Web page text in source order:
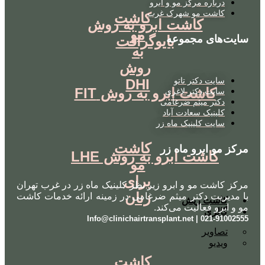
کاشت ابرو به روش
بایوگرافت
کاشت ابرو به روش FIT
کاشت ابرو به روش LHE
کاشت ریش
گالری
تصاویر
ویدیو
کاشت
مو
به
روش
DHI
کاشت
مو
برای
زنان
کاشت
درباره مرکز مو و ابرو
کاشت مو شهرک غرب
سایت‌های مجموعه
سایت دکتر تاتو
سایت دکتر لاغری
دکتر میثم ضرغامی
کلینیک سعادت آباد
سایت کلینیک ماه زر
مرکز مو ابرو ماه زر
مرکز کاشت مو و ابرو زیر نظر کلینیک ماه زر در غرب تهران
با مدیریت دکتر میثم ضرغامی در زمینه ارائه خدمات کاشت
مو و ابرو فعالیت می‌کند.
021-91002555 | Info@clinichairtransplant.net